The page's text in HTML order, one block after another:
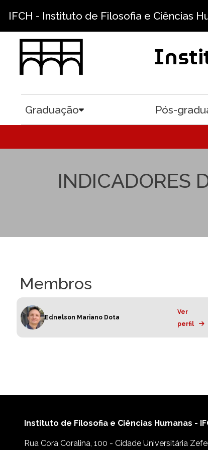
IFCH - Instituto de Filosofia e Ciências
Graduação Pós-
INDICADORES
Membros
Ednelson Mariano Dota
Ver
perfil
Instituto de Filosofia e Ciências Humanas -
Rua Cora Coralina, 100 - Cidade Universitária